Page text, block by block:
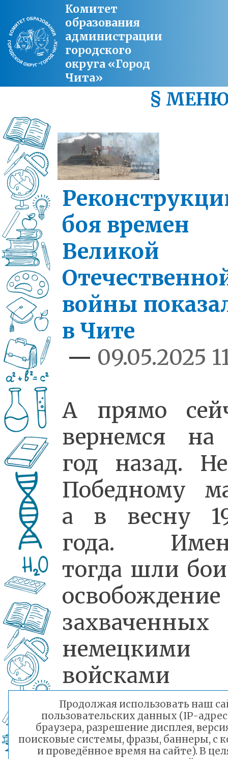
Комитет
образования
администрации
городского
округа «Город
Чита»
§
боя времен
Великой
войны
в Чите
— 09.05.2025
А прямо
вернемся на
год назад.
Победному
а в весну
года.
тогда шли
освобождение
захваченных
немецкими
войсками
том
Продолжая использовать наш
пользовательских данных (IP-
браузера, разрешение дисплея,
поисковые системы, фразы, баннеры, с
и проведённое время на сайте). В